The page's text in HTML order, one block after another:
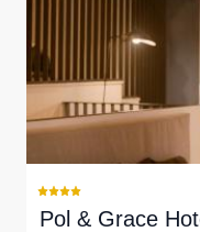
Pol & Grace